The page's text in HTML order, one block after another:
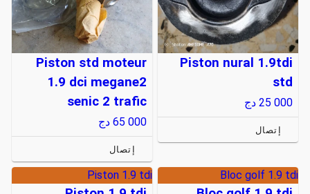
Piston nural 1.9tdi
std
25 000 دج
إتصال
Piston std moteur
1.9 dci megane2
senic 2 trafic
65 000 دج
إتصال
Bloc golf 1.9 tdi
Piston 1.9 tdi